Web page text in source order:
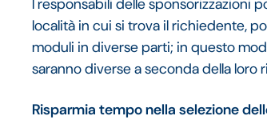
I responsabili delle sponsorizzazioni
località in cui si trova il richiedente,
moduli in diverse parti; in questo
saranno diverse a seconda della
Risparmia tempo nella selezione